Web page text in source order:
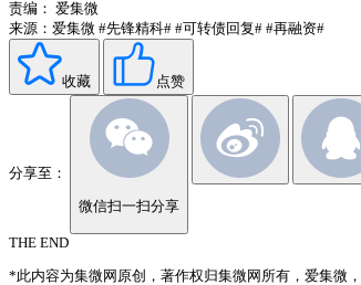
责编： 爱集微
来源：爱集微 #先锋精科# #可转债回复# #再融资#
收藏 点赞
分享至：
微信扫一扫分享
THE END
*此内容为集微网原创，著作权归集微网所有，爱集微